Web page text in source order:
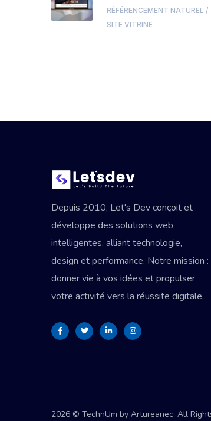
RÉFÉRENCEMENT NATUREL /
SITE VITRINE
Depuis 2010, Let's Dev conçoit et
développe des solutions web
intelligentes, alliant technologie,
design et performance. Notre mission :
donner vie à vos idées et propulser
votre activité vers la réussite digitale.
2026 © TechnUm by Artureanec. All